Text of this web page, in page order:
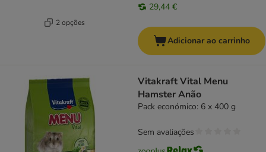
2 opções
29,44 €
Adicionar ao carrinho
Vitakraft Vital Menu
Hamster Anão
Pack económico: 6 x 400 g
Sem avaliações